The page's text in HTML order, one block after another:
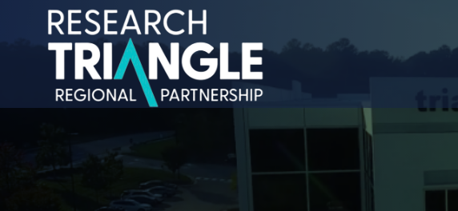
Siirry sisältöön